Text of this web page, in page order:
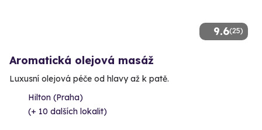
9.6(25)
Aromatická olejová masáž
Luxusní olejová péče od hlavy až k patě.
Hilton (Praha)
(+ 10 dalších lokalit)